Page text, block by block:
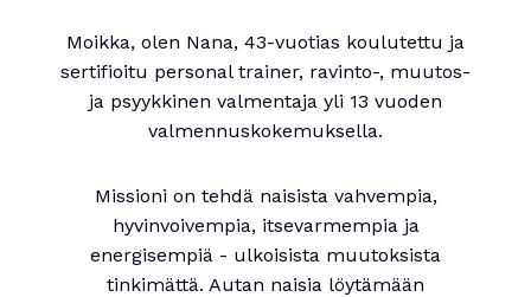
Moikka, olen Nana, 43-vuotias koulutettu ja
sertifioitu personal trainer, ravinto-, muutos-
ja psyykkinen valmentaja yli 13 vuoden
valmennuskokemuksella.
Missioni on tehdä naisista vahvempia,
hyvinvoivempia, itsevarmempia ja
energisempiä - ulkoisista muutoksista
tinkimättä. Autan naisia löytämään